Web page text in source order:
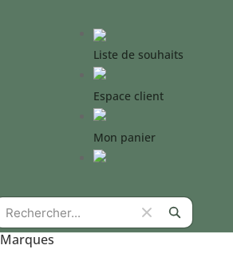
Liste de souhaits
Espace client
Mon panier
Marques